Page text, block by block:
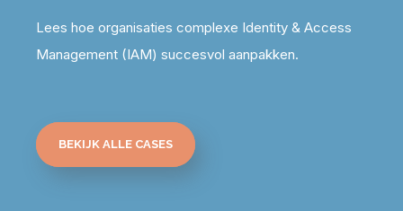
Lees hoe organisaties complexe Identity & Access
Management (IAM) succesvol aanpakken.
BEKIJK ALLE CASES